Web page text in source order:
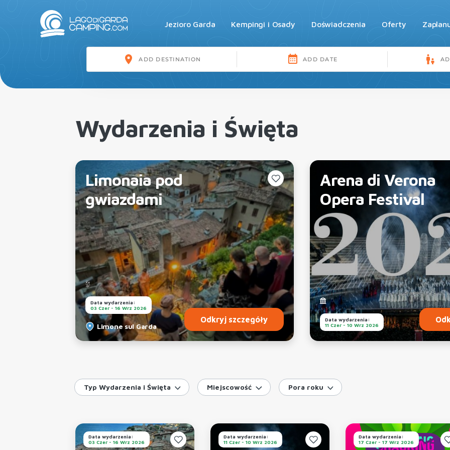
Jezioro Garda Kempingi i Osady Doświadczenia Oferty
Wydarzenia i Święta
Limonaia pod
gwiazdami
Data wydarzenia:
03 Czer - 16 Wrz 2026
Limone sul Garda
Odkryj szczegóły
Arena di Verona
Opera Festival
Data wydarzenia:
11 Czer - 10 Wrz 2026
Typ Wydarzenia i Święta Miejscowość Pora roku
Data wydarzenia:
03 Czer - 16 Wrz 2026
Data wydarzenia:
11 Czer - 10 Wrz 2026
Data wydarzenia:
17 Czer - 17 Wrz 2026